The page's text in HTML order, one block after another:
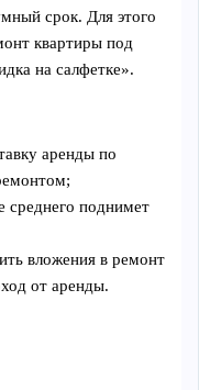
срок. Для этого
квартиры под
на салфетке».
аренды по
среднего поднимет
вложения в ремонт
от аренды.